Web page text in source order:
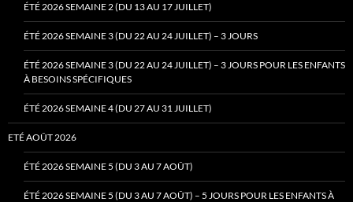
ÉTÉ 2026 SEMAINE 2 (DU 13 AU 17 JUILLET)
ÉTÉ 2026 SEMAINE 3 (DU 22 AU 24 JUILLET) – 3 JOURS
ÉTÉ 2026 SEMAINE 3 (DU 22 AU 24 JUILLET) – 3 JOURS POUR LES ENFANTS
À BESOINS SPÉCIFIQUES
ÉTÉ 2026 SEMAINE 4 (DU 27 AU 31 JUILLET)
ETÉ AOÛT 2026
ÉTÉ 2026 SEMAINE 5 (DU 3 AU 7 AOÛT)
ÉTÉ 2026 SEMAINE 5 (DU 3 AU 7 AOÛT) – 5 JOURS POUR LES ENFANTS À